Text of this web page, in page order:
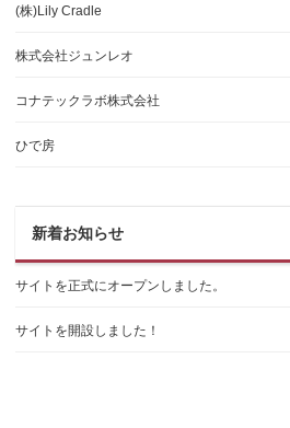
(株)Lily Cradle
株式会社ジュンレオ
コナテックラボ株式会社
ひで房
新着お知らせ
サイトを正式にオープンしました。
サイトを開設しました！